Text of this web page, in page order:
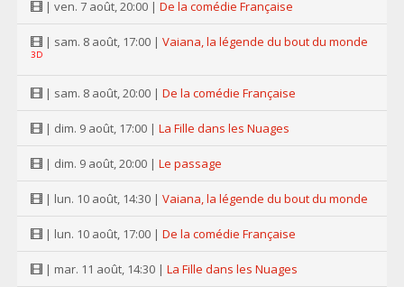
| ven. 7 août, 20:00 | De la comédie Française
| sam. 8 août, 17:00 | Vaiana, la légende du bout du monde
3D
| sam. 8 août, 20:00 | De la comédie Française
| dim. 9 août, 17:00 | La Fille dans les Nuages
| dim. 9 août, 20:00 | Le passage
| lun. 10 août, 14:30 | Vaiana, la légende du bout du monde
| lun. 10 août, 17:00 | De la comédie Française
| mar. 11 août, 14:30 | La Fille dans les Nuages